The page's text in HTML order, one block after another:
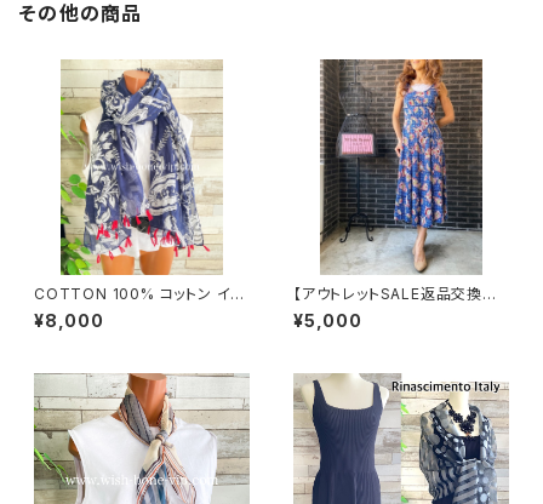
その他の商品
COTTON 100% コットン イン
ポート大判ストール ｜ロングス
トール・心地よい肌触りのスカー
¥8,000
【アウトレットSALE返品交換不
可8/20まで】フランス製インポ
ート・ロング丈マキシワンピース
¥5,000